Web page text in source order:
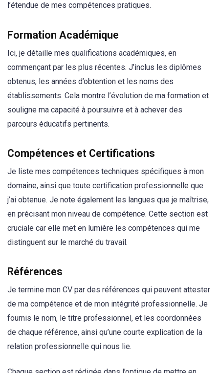
l’étendue de mes compétences pratiques.
Formation Académique
Ici, je détaille mes qualifications académiques, en
commençant par les plus récentes. J’inclus les diplômes
obtenus, les années d’obtention et les noms des
établissements. Cela montre l’évolution de ma formation et
souligne ma capacité à poursuivre et à achever des
parcours éducatifs pertinents.
Compétences et Certifications
Je liste mes compétences techniques spécifiques à mon
domaine, ainsi que toute certification professionnelle que
j’ai obtenue. Je note également les langues que je maîtrise,
en précisant mon niveau de compétence. Cette section est
cruciale car elle met en lumière les compétences qui me
distinguent sur le marché du travail.
Références
Je termine mon CV par des références qui peuvent attester
de ma compétence et de mon intégrité professionnelle. Je
fournis le nom, le titre professionnel, et les coordonnées
de chaque référence, ainsi qu’une courte explication de la
relation professionnelle qui nous lie.